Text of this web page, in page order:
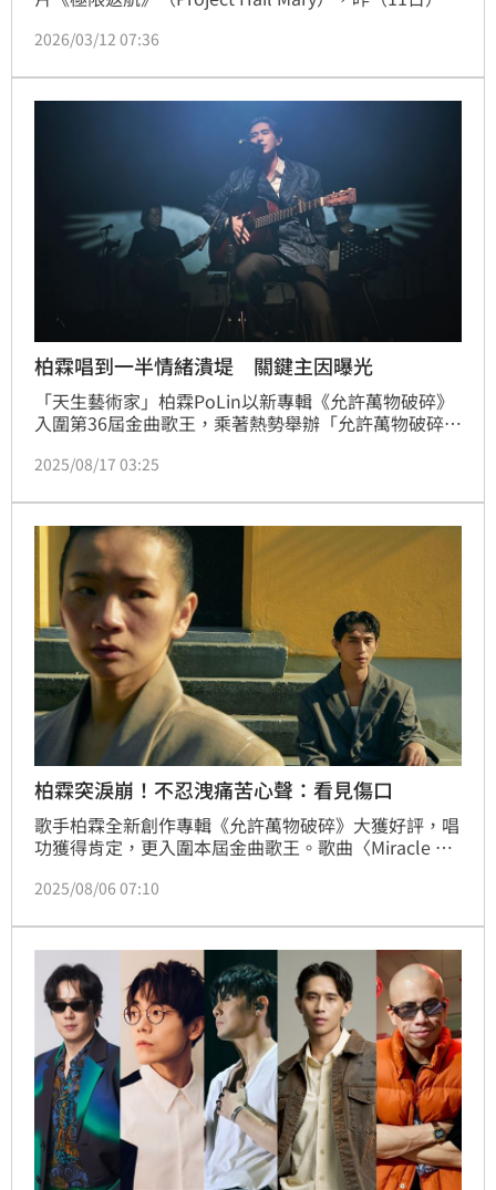
結合電影宇宙主題與科技感佈置，打造沉浸式觀影氛
2026/03/12 07:36
柏霖唱到一半情緒潰堤 關鍵主因曝光
「天生藝術家」柏霖PoLin以新專輯《允許萬物破碎》
入圍第36屆金曲歌王，乘著熱勢舉辦「允許萬物破碎」
白〉時，柏霖情緒潰堤哭到唱不下去，副歌由全場歌迷
勵下收拾情緒回到台上，感性表示「謝謝大家幫我唱完
這首歌，最近生活周遭發生讓自己心疼的事，也想跟大
家說要珍惜所愛，要及時說出自己的愛，不要留下遺
憾」。
2025/08/17 03:25
柏霖突淚崩！不忍洩痛苦心聲：看見傷口
歌手柏霖全新創作專輯《允許萬物破碎》大獲好評，唱
功獲得肯定，更入圍本屆金曲歌王。歌曲〈Miracle
舞蹈重新編排，以不同的視角來詮釋最終的〈Miracle
淚，導演一喊卡，團隊公認柏霖的眼淚讓MV更為動
人。
2025/08/06 07:10